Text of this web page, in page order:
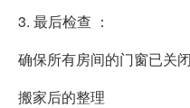
3. 最后检查 ：
确保所有房间的门窗已关
搬家后的整理